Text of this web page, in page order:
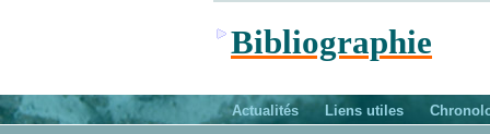
Bibliographie
Actualités Liens utiles